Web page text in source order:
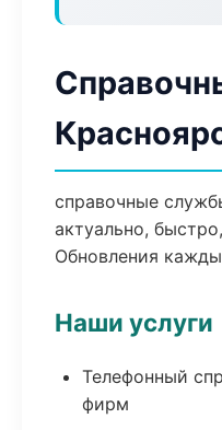
справочные
актуально,
Обновления
Наши услуги
Телефонный
фирм